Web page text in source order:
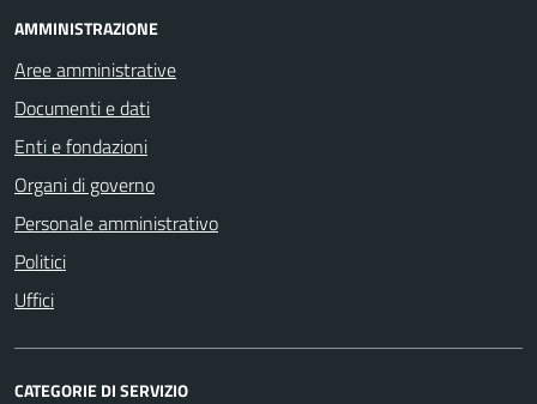
AMMINISTRAZIONE
Aree amministrative
Documenti e dati
Enti e fondazioni
Organi di governo
Personale amministrativo
Politici
Uffici
CATEGORIE DI SERVIZIO